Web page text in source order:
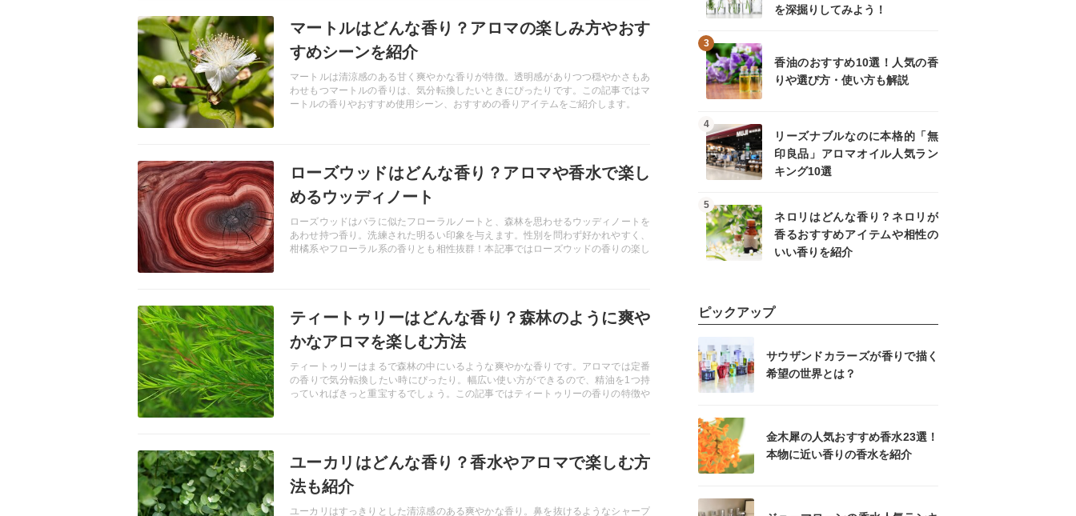
マートルはどんな香り？アロマの楽しみ方やおす
すめシーンを紹介
マートルは清涼感のある甘く爽やかな香りが特徴。透明感がありつつ穏やかさもあ
わせもつマートルの香りは、気分転換したいときにぴったりです。この記事ではマ
ートルの香りやおすすめ使用シーン、おすすめの香りアイテムをご紹介します。
ローズウッドはどんな香り？アロマや香水で楽し
めるウッディノート
ローズウッドはバラに似たフローラルノートと、森林を思わせるウッディノートを
あわせ持つ香り。洗練された明るい印象を与えます。性別を問わず好かれやすく、
柑橘系やフローラル系の香りとも相性抜群！本記事ではローズウッドの香りの楽し
ティートゥリーはどんな香り？森林のように爽や
かなアロマを楽しむ方法
ティートゥリーはまるで森林の中にいるような爽やかな香りです。アロマでは定番
の香りで気分転換したい時にぴったり。幅広い使い方ができるので、精油を1つ持
っていればきっと重宝するでしょう。この記事ではティートゥリーの香りの特徴や
ユーカリはどんな香り？香水やアロマで楽しむ方
法も紹介
ユーカリはすっきりとした清涼感のある爽やかな香り。鼻を抜けるようなシャープ
を深掘りしてみよう！
香油のおすすめ10選！人気の香
りや選び方・使い方も解説
3
リーズナブルなのに本格的「無
印良品」アロマオイル人気ラン
キング10選
4
ネロリはどんな香り？ネロリが
香るおすすめアイテムや相性の
いい香りを紹介
5
ピックアップ
サウザンドカラーズが香りで描く
希望の世界とは？
金木犀の人気おすすめ香水23選！
本物に近い香りの香水を紹介